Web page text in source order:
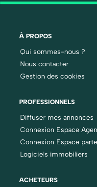
À PROPOS
Qui sommes-nous ?
Nous contacter
Gestion des cookies
PROFESSIONNELS
Diffuser mes annonces
Connexion Espace
Connexion Espace
Logiciels immobiliers
ACHETEURS